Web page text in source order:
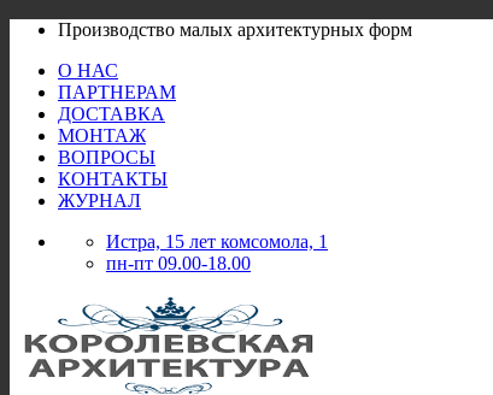
Skip
content
Производство малых архитектурных форм
О НАС
ПАРТНЕРАМ
ДОСТАВКА
МОНТАЖ
ВОПРОСЫ
КОНТАКТЫ
ЖУРНАЛ
Истра, 15 лет комсомола, 1
пн-пт 09.00-18.00